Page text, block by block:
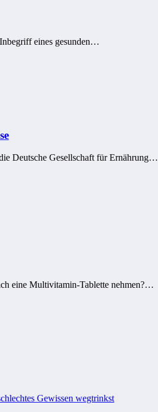
eines gesunden…
Deutsche Gesellschaft für Ernährung…
eine Multivitamin-Tablette nehmen?…
Gewissen wegtrinkst